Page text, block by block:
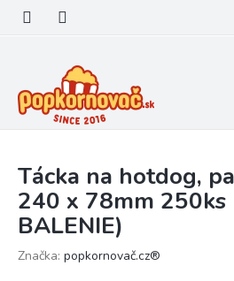
Prejsť
obsah
Tácka na hotdog,
240 x 78mm 250ks
BALENIE)
Značka: popkornovač.cz®